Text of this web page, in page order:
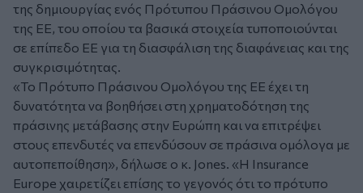
της δημιουργίας ενός Πρότυπου Πράσινου Ομολόγου
της ΕΕ, του οποίου τα βασικά στοιχεία τυποποιούνται
σε επίπεδο ΕΕ για τη διασφάλιση της διαφάνειας και της
συγκρισιμότητας.
«Το Πρότυπο Πράσινου Ομολόγου της ΕΕ έχει τη
δυνατότητα να βοηθήσει στη χρηματοδότηση της
πράσινης μετάβασης στην Ευρώπη και να επιτρέψει
στους επενδυτές να επενδύσουν σε πράσινα ομόλογα με
αυτοπεποίθηση», δήλωσε ο κ. Jones. «Η Insurance
Europe χαιρετίζει επίσης το γεγονός ότι το πρότυπο